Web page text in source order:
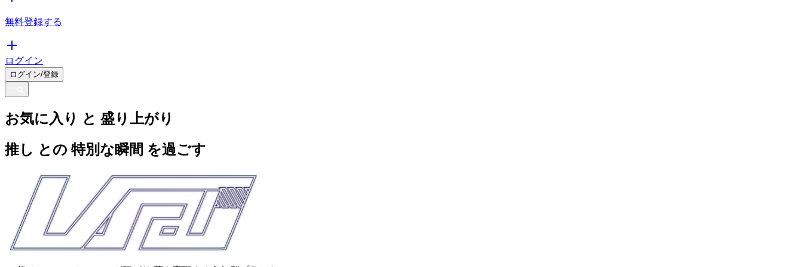
無料登録する
ログイン
ログイン/登録
お気に入り と 盛り上がり
推し との 特別な瞬間 を過ごす